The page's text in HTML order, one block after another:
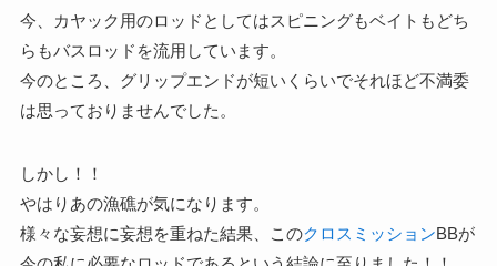
今、カヤック用のロッドとしてはスピニングもベイトもどち
らもバスロッドを流用しています。
今のところ、グリップエンドが短いくらいでそれほど不満委
は思っておりませんでした。
しかし！！
やはりあの漁礁が気になります。
様々な妄想に妄想を重ねた結果、このクロスミッションBBが